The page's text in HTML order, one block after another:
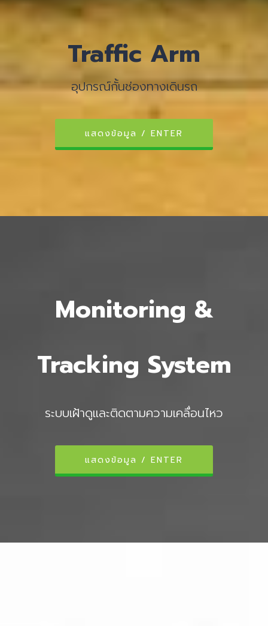
Traffic Arm
อุปกรณ์กั้นช่องทางเดินรถ
แสดงข้อมูล / ENTER
Monitoring &
Tracking System
ระบบเฝ้าดูและติดตามความเคลื่อนไหว
แสดงข้อมูล / ENTER